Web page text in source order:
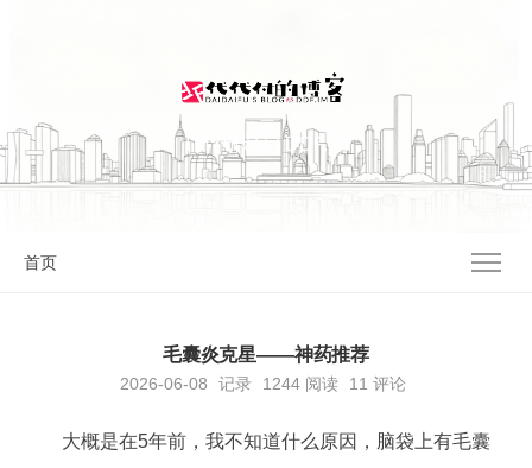
I'M 代代付 | DDF.IM
首页
毛囊炎克星——神药推荐
2026-06-08 记录 1244 阅读 11 评论
大概是在5年前，我不知道什么原因，脑袋上有毛囊